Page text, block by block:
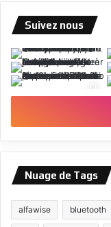
Suivez nous
Nuage de Tags
alfawise bluetooth